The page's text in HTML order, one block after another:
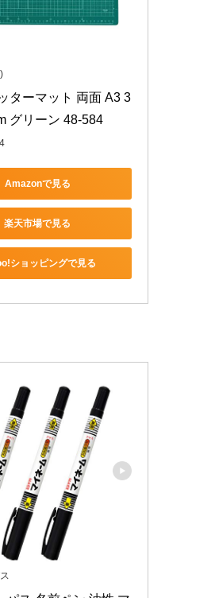
ターマット 両面 A3 3
グリーン 48-584
Amazonで見る
楽天市場で見る
ショッピングで見る